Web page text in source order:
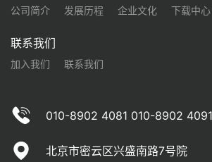
公司简介 发展历程 企业文化 下载中心
联系我们
加入我们 联系我们
010-8902 4081 010-8902 4091
北京市密云区兴盛南路7号院